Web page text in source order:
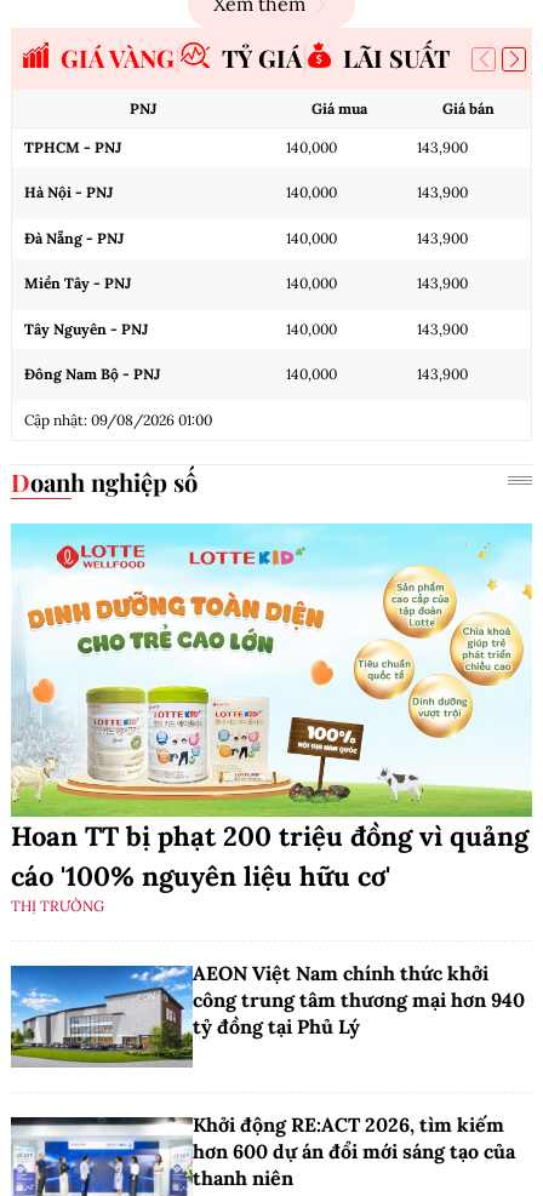
GIÁ VÀNG TỶ GIÁ LÃI SUẤT
PNJ Giá mua Giá bán
TPHCM - PNJ 140,000 143,900
Hà Nội - PNJ 140,000 143,900
Đà Nẵng - PNJ 140,000 143,900
Miền Tây - PNJ 140,000 143,900
Tây Nguyên - PNJ 140,000 143,900
Đông Nam Bộ - PNJ 140,000 143,900
Cập nhật: 09/08/2026 01:00
Doanh nghiệp số
Hoan TT bị phạt 200 triệu đồng vì quảng
cáo '100% nguyên liệu hữu cơ'
THỊ TRƯỜNG
AEON Việt Nam chính thức khởi
công trung tâm thương mại hơn 940
tỷ đồng tại Phủ Lý
Khởi động RE:ACT 2026, tìm kiếm
hơn 600 dự án đổi mới sáng tạo của
thanh niên